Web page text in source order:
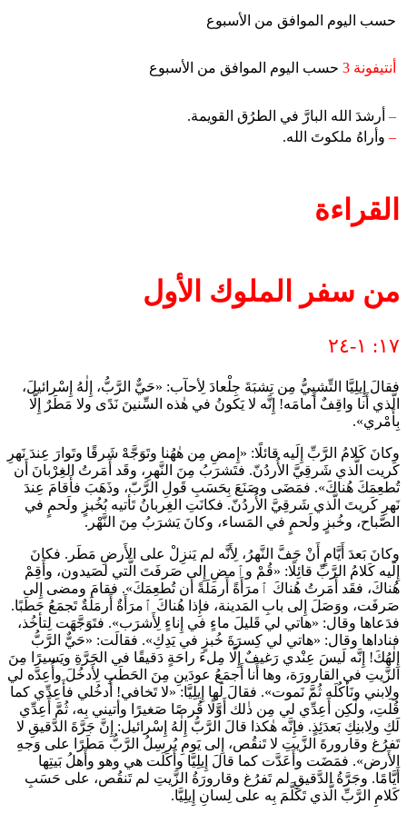
حسب اليوم الموافق من الأسبوع
أنتيفونة 3 حسب اليوم الموافق من الأسبوع
– أرشدَ الله البارَّ في الطرُق القويمة.
– وأراهُ ملكوتَ الله.
القراءة
من سفر الملوك الأول
١٧: ١-٢٤
فقالَ إِيلِيَّا التِّشبِيُّ مِن تِشبَةَ جِلْعادَ لِأحآب: «حَيٌّ الرَّبُّ، إِلٰهُ إِسْرائيلَ،
الَّذي أَنا واقِفٌ أَمامَه! إِنَّه لا يَكونُ في هٰذه السِّنينَ نَدًى ولا مَطَرٌ إِلَّا
بِأَمْري».
وكانَ كَلامُ الرَّبِّ إِلَيه قائلًا: «إِمضِ مِن هٰهُنا وتَوَجَّهْ شَرقًا وتَوارَ عِندَ نَهرِ
كَريت الَّذي شَرقِيَّ الأُردُنّ. فتَشرَبُ مِنَ النَّهرِ، وقَد أَمَرتُ الغِرْبانَ أَن
تُطعِمَكَ هُناكَ». فمَضَى وصَنَعَ بِحَسَبِ قَولِ الرَّبّ، وذَهَبَ فأَقامَ عِندَ
نَهرِ كَريتَ الَّذي شَرقِيَّ الأُردُنّ. فكانَتِ الغِربانُ تَأتيه بُخُبزٍ ولَحمٍ في
الصَّباح، وخُبزٍ ولَحمٍ في المَساء، وكانَ يَشرَبُ مِنَ النَّهْر.
وكانَ بَعدَ أَيَّامٍ أَنْ جَفَّ النَّهرُ، لِأَنَّه لم يَنزِلْ على الأَرضِ مَطَر. فكانَ
إِلَيه كَلامُ الرَّبِّ قائِلًا: «قُمْ وٱمضِ إِلى صَرفَتَ الَّتي لصَيدون، وأَقِمْ
هُناكَ، فقَد أَمَرتُ هُناكَ ٱمرَأَةً أَرمَلَةً أَن تُطعِمَكَ». فقامَ ومضى إِلى
صَرفَت، ووَصَلَ إِلى بابِ المَدينة، فإِذا هُناكَ ٱمرَأَةٌ أَرمَلَةٌ تَجمَعُ حَطَبًا.
فدَعاها وقال: «هاتي لي قَليلَ ماءٍ في إِناءٍ لِأَشرَب». فتَوَجَّهَت لِتأخُذ،
فناداها وقال: «هاتي لي كِسرَةَ خُبزٍ في يَدِكِ». فقالَت: «حَيٌّ الرَّبُّ
إِلٰهُكَ! إِنَّه لَيسَ عِنْدي رَغيفٌ إِلَّا مِلءَ راحَةٍ دَقيقًا في الجَرَّةِ ويَسيرًا مِنَ
الزَّيتِ في القارورَة، وها أَنا أَجمَعُ عودَينِ مِنَ الحَطَبِ لِأَدخُلَ وأُعِدَّه لي
ولِابني ونَأكُلَه ثُمَّ نَموت». فقالَ لَها إِيلِيَّا: «لا تَخافي! أُدخُلي فأَعِدِّي كما
قُلتِ، ولٰكِن أَعِدِّي لي مِن ذٰلك أَوَّلًا قُرصًا صَغيرًا وأتيني بِه، ثُمَّ أَعِدِّي
لَكِ ولِابنِكِ بَعدَئِذٍ. فإِنَّه هٰكذا قالَ الرَّبُّ إِلٰهُ إِسْرائيل: إِنَّ جَرَّةَ الدَّقيقِ لا
تَفرُغ وقارورةَ الزَّيتِ لا تَنقُص، إِلى يَومِ يُرسِلُ الرَّبُّ مَطَرًا على وَجهِ
الأَرض». فمَضَت وأَعَدَّت كما قالَ إِيلِيَّا وأَكَلَت هي وهو وأَهلُ بَيتِها
أَيَّامًا. وجَرَّةُ الدَّقيقِ لم تَفرُغ وقارورَةُ الزَّيتِ لم تَنقُص، على حَسَبِ
كَلامِ الرَّبِّ الَّذي تَكَلَّمَ بِه على لِسانِ إِيلِيَّا.